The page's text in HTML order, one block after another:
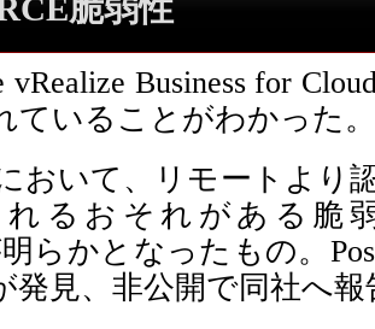
脆弱性
vRealize Business for
ていることがわかった。
において、リモートより
るおそれがある脆弱
らかとなったもの。
発見、非公開で同社へ